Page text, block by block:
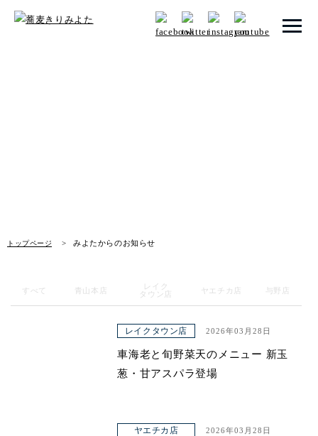
トップページ みよたからのお知らせ
お知らせ
アクセス
すべて 青山本店
レイク
タウン店
ヤエチカ店 与野店
レイクタウン店 2026年03月28日
車海老と旬野菜天のメニュー 新玉
葱・甘アスパラ登場
ヤエチカ店 2026年03月28日